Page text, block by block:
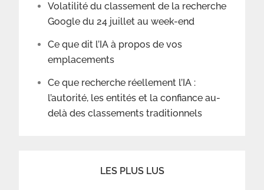
Volatilité du classement de la recherche
Google du 24 juillet au week-end
Ce que dit l’IA à propos de vos
emplacements
Ce que recherche réellement l’IA :
l’autorité, les entités et la confiance au-
delà des classements traditionnels
LES PLUS LUS